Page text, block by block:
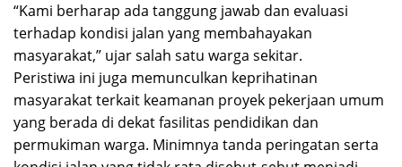
“Kami berharap ada tanggung jawab dan evaluasi
terhadap kondisi jalan yang membahayakan
masyarakat,” ujar salah satu warga sekitar.
Peristiwa ini juga memunculkan keprihatinan
masyarakat terkait keamanan proyek pekerjaan umum
yang berada di dekat fasilitas pendidikan dan
permukiman warga. Minimnya tanda peringatan serta